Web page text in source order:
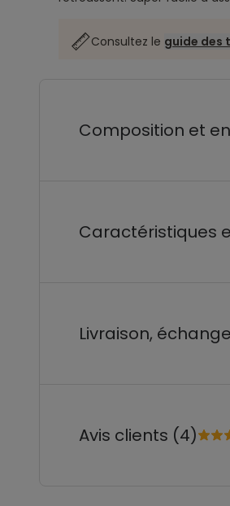
Consultez le guide des
Composition et
Caractéristiques
Livraison,
Avis clients (4)